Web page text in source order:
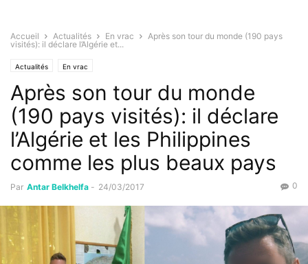
Accueil Actualités En vrac
Après son tour du monde (190 pays
visités): il déclare l’Algérie et...
Actualités En vrac
Après son tour du monde
(190 pays visités): il déclare
l’Algérie et les Philippines
comme les plus beaux pays
Par Antar Belkhelfa - 24/03/2017 0